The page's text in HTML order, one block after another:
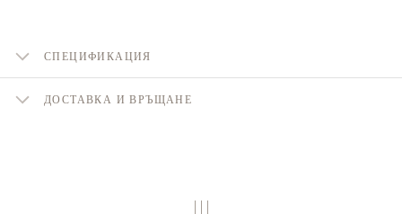
СПЕЦИФИКАЦИЯ
ДОСТАВКА И ВРЪЩАНЕ